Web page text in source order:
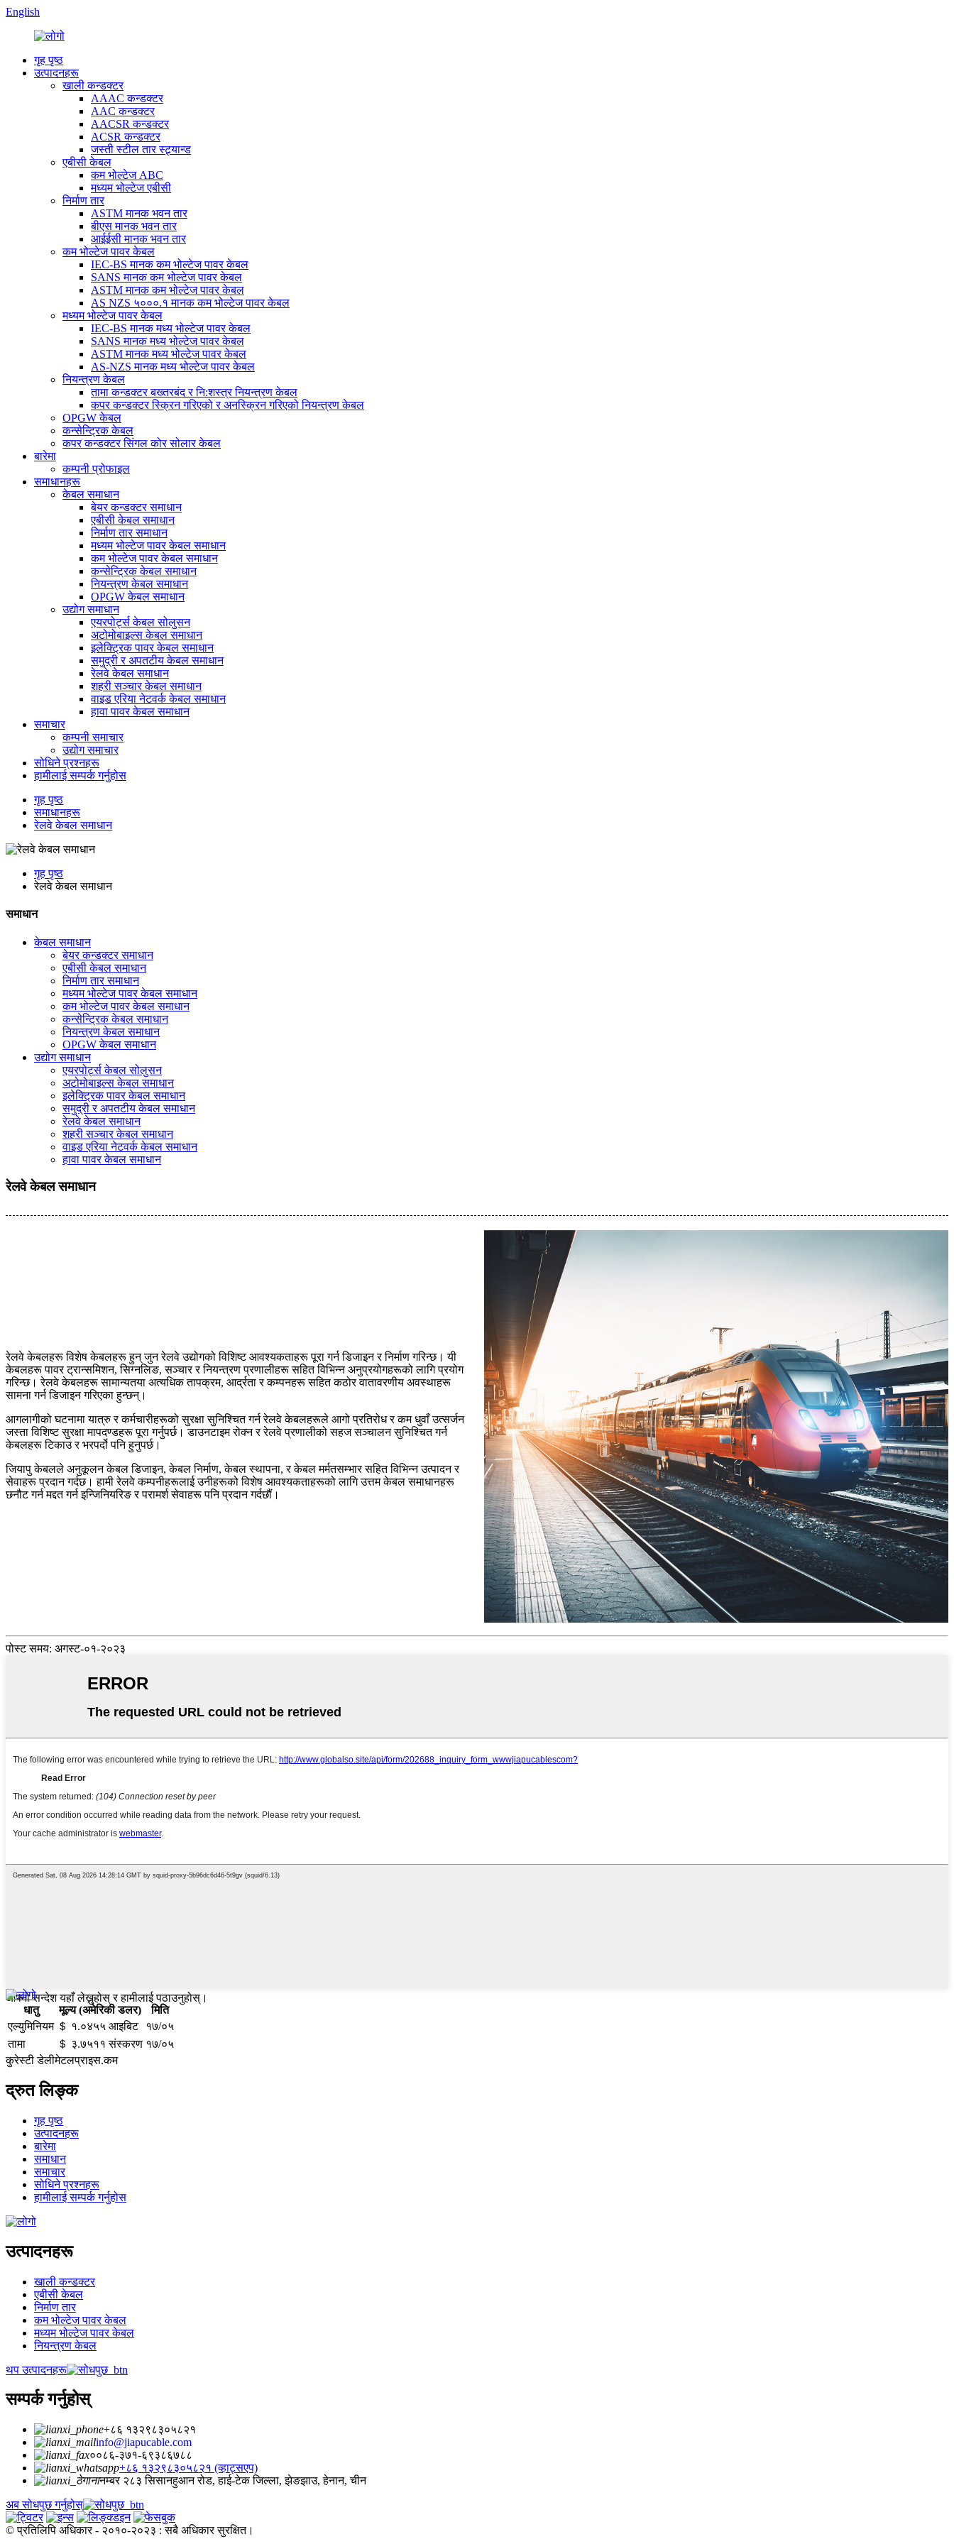
English
गृह पृष्ठ
उत्पादनहरू
खाली कन्डक्टर
AAAC कन्डक्टर
AAC कन्डक्टर
AACSR कन्डक्टर
ACSR कन्डक्टर
जस्ती स्टील तार स्ट्र्यान्ड
एबीसी केबल
कम भोल्टेज ABC
मध्यम भोल्टेज एबीसी
निर्माण तार
ASTM मानक भवन तार
बीएस मानक भवन तार
आईईसी मानक भवन तार
कम भोल्टेज पावर केबल
IEC-BS मानक कम भोल्टेज पावर केबल
SANS मानक कम भोल्टेज पावर केबल
ASTM मानक कम भोल्टेज पावर केबल
AS NZS ५०००.१ मानक कम भोल्टेज पावर केबल
मध्यम भोल्टेज पावर केबल
IEC-BS मानक मध्य भोल्टेज पावर केबल
SANS मानक मध्य भोल्टेज पावर केबल
ASTM मानक मध्य भोल्टेज पावर केबल
AS-NZS मानक मध्य भोल्टेज पावर केबल
नियन्त्रण केबल
तामा कन्डक्टर बख्तरबंद र नि:शस्त्र नियन्त्रण केबल
कपर कन्डक्टर स्क्रिन गरिएको र अनस्क्रिन गरिएको नियन्त्रण केबल
OPGW केबल
कन्सेन्ट्रिक केबल
कपर कन्डक्टर सिंगल कोर सोलार केबल
बारेमा
कम्पनी प्रोफाइल
समाधानहरू
केबल समाधान
बेयर कन्डक्टर समाधान
एबीसी केबल समाधान
निर्माण तार समाधान
मध्यम भोल्टेज पावर केबल समाधान
कम भोल्टेज पावर केबल समाधान
कन्सेन्ट्रिक केबल समाधान
नियन्त्रण केबल समाधान
OPGW केबल समाधान
उद्योग समाधान
एयरपोर्ट्स केबल सोलुसन
अटोमोबाइल्स केबल समाधान
इलेक्ट्रिक पावर केबल समाधान
समुद्री र अपतटीय केबल समाधान
रेलवे केबल समाधान
शहरी सञ्चार केबल समाधान
वाइड एरिया नेटवर्क केबल समाधान
हावा पावर केबल समाधान
समाचार
कम्पनी समाचार
उद्योग समाचार
सोधिने प्रश्नहरू
हामीलाई सम्पर्क गर्नुहोस
गृह पृष्ठ
समाधानहरू
रेलवे केबल समाधान
गृह पृष्ठ
रेलवे केबल समाधान
समाधान
केबल समाधान
बेयर कन्डक्टर समाधान
एबीसी केबल समाधान
निर्माण तार समाधान
मध्यम भोल्टेज पावर केबल समाधान
कम भोल्टेज पावर केबल समाधान
कन्सेन्ट्रिक केबल समाधान
नियन्त्रण केबल समाधान
OPGW केबल समाधान
उद्योग समाधान
एयरपोर्ट्स केबल सोलुसन
अटोमोबाइल्स केबल समाधान
इलेक्ट्रिक पावर केबल समाधान
समुद्री र अपतटीय केबल समाधान
रेलवे केबल समाधान
शहरी सञ्चार केबल समाधान
वाइड एरिया नेटवर्क केबल समाधान
हावा पावर केबल समाधान
रेलवे केबल समाधान
रेलवे केबलहरू विशेष केबलहरू हुन् जुन रेलवे उद्योगको विशिष्ट आवश्यकताहरू पूरा गर्न डिजाइन र निर्माण गरिन्छ। यी
केबलहरू पावर ट्रान्समिशन, सिग्नलिङ, सञ्चार र नियन्त्रण प्रणालीहरू सहित विभिन्न अनुप्रयोगहरूको लागि प्रयोग
गरिन्छ। रेलवे केबलहरू सामान्यतया अत्यधिक तापक्रम, आर्द्रता र कम्पनहरू सहित कठोर वातावरणीय अवस्थाहरू
सामना गर्न डिजाइन गरिएका हुन्छन्।
आगलागीको घटनामा यात्रु र कर्मचारीहरूको सुरक्षा सुनिश्चित गर्न रेलवे केबलहरूले आगो प्रतिरोध र कम धुवाँ उत्सर्जन
जस्ता विशिष्ट सुरक्षा मापदण्डहरू पूरा गर्नुपर्छ। डाउनटाइम रोक्न र रेलवे प्रणालीको सहज सञ्चालन सुनिश्चित गर्न
केबलहरू टिकाउ र भरपर्दो पनि हुनुपर्छ।
जियापु केबलले अनुकूलन केबल डिजाइन, केबल निर्माण, केबल स्थापना, र केबल मर्मतसम्भार सहित विभिन्न उत्पादन र
सेवाहरू प्रदान गर्दछ। हामी रेलवे कम्पनीहरूलाई उनीहरूको विशेष आवश्यकताहरूको लागि उत्तम केबल समाधानहरू
छनौट गर्न मद्दत गर्न इन्जिनियरिङ र परामर्श सेवाहरू पनि प्रदान गर्दछौं।
पोस्ट समय: अगस्ट-०१-२०२३
आफ्नो सन्देश यहाँ लेख्नुहोस् र हामीलाई पठाउनुहोस्।
धातु
मूल्य (अमेरिकी डलर)
मिति
एल्युमिनियम ＄ १.०४५५ आइबिट
१७/०५
तामा
＄ ३.७५११ संस्करण १७/०५
कुरेस्टी डेलीमेटलप्राइस.कम
द्रुत लिङ्क
गृह पृष्ठ
उत्पादनहरू
बारेमा
समाधान
समाचार
सोधिने प्रश्नहरू
हामीलाई सम्पर्क गर्नुहोस
उत्पादनहरू
खाली कन्डक्टर
एबीसी केबल
निर्माण तार
कम भोल्टेज पावर केबल
मध्यम भोल्टेज पावर केबल
नियन्त्रण केबल
थप उत्पादनहरू
सम्पर्क गर्नुहोस्
+८६ १३२९८३०५८२१
info@jiapucable.com
००८६-३७१-६९३८६७८८
+८६ १३२९८३०५८२१ (व्हाट्सएप)
नम्बर २८३ सिसानहुआन रोड, हाई-टेक जिल्ला, झेङझाउ, हेनान, चीन
अब सोधपुछ गर्नुहोस्
© प्रतिलिपि अधिकार - २०१०-२०२३ : सबै अधिकार सुरक्षित।